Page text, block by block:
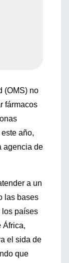
(OMS) no
fármacos
año,
agencia de
a un
las bases
los países
África,
el sida de
que